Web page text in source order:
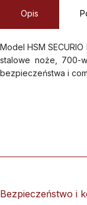
Opis
Model HSM
stalowe noże, 700-
bezpieczeństwa i
Bezpieczeństwo i